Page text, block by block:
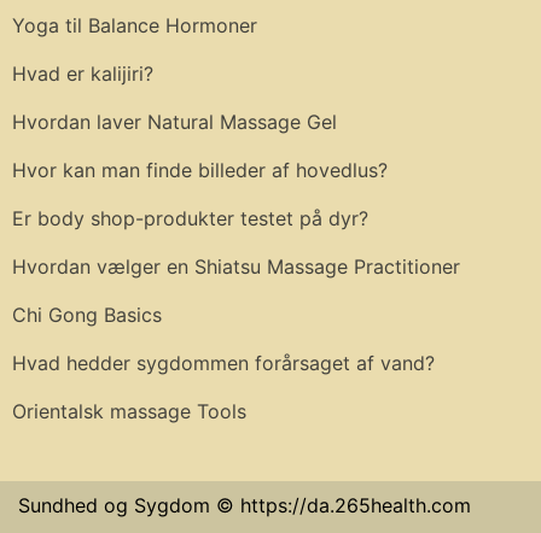
Yoga til Balance Hormoner
Hvad er kalijiri?
Hvordan laver Natural Massage Gel
Hvor kan man finde billeder af hovedlus?
Er body shop-produkter testet på dyr?
Hvordan vælger en Shiatsu Massage Practitioner
Chi Gong Basics
Hvad hedder sygdommen forårsaget af vand?
Orientalsk massage Tools
Sundhed og Sygdom © https://da.265health.com